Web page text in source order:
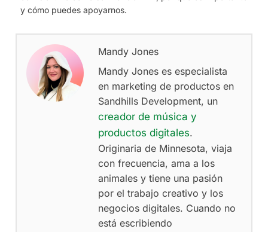
y cómo puedes apoyarnos.
Mandy Jones
Mandy Jones es especialista
en marketing de productos en
Sandhills Development, un
creador de música y
productos digitales.
Originaria de Minnesota, viaja
con frecuencia, ama a los
animales y tiene una pasión
por el trabajo creativo y los
negocios digitales. Cuando no
está escribiendo